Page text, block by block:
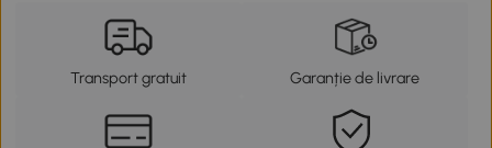
Transport gratuit Garanție de livrare